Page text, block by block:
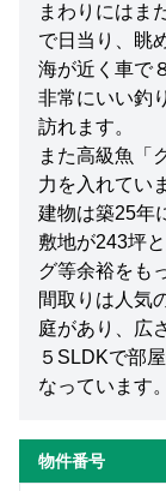
まわりにはま
で日当り、眺
海が近く車で
非常にいい釣
訪れます。
また高級魚「
力を入れてい
建物は築25年
敷地が243坪
グ等余裕をも
間取りは人気
庭があり、広
５SLDKで部
なっています。
物件番号